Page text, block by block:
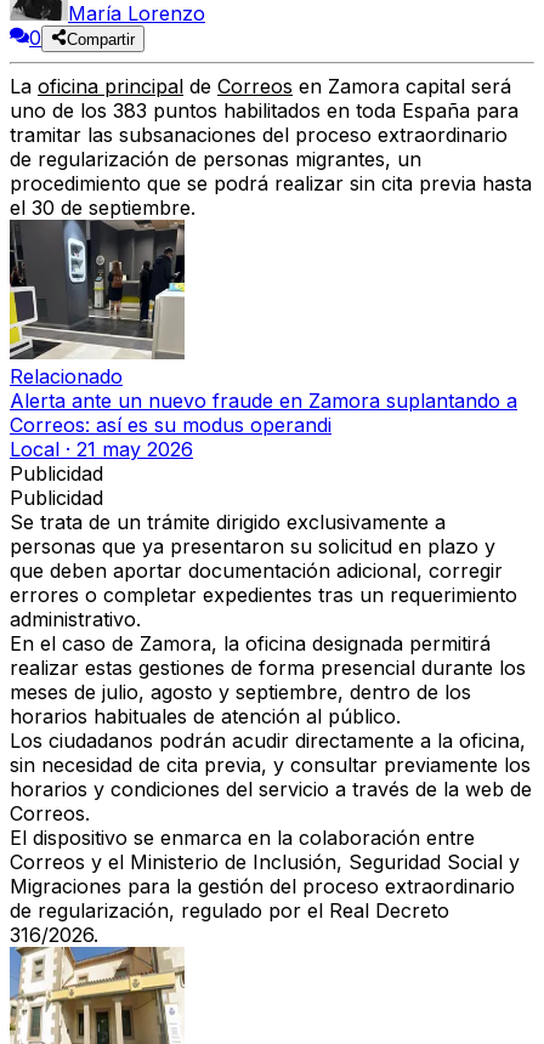
María Lorenzo
0
Compartir
La oficina principal de Correos en Zamora capital será
uno de los 383 puntos habilitados en toda España para
tramitar las subsanaciones del proceso extraordinario
de regularización de personas migrantes, un
procedimiento que se podrá realizar sin cita previa hasta
el 30 de septiembre.
Relacionado
Alerta ante un nuevo fraude en Zamora suplantando a
Correos: así es su modus operandi
Local · 21 may 2026
Publicidad
Publicidad
Se trata de un trámite dirigido exclusivamente a
personas que ya presentaron su solicitud en plazo y
que deben aportar documentación adicional, corregir
errores o completar expedientes tras un requerimiento
administrativo.
En el caso de Zamora, la oficina designada permitirá
realizar estas gestiones de forma presencial durante los
meses de julio, agosto y septiembre, dentro de los
horarios habituales de atención al público.
Los ciudadanos podrán acudir directamente a la oficina,
sin necesidad de cita previa, y consultar previamente los
horarios y condiciones del servicio a través de la web de
Correos.
El dispositivo se enmarca en la colaboración entre
Correos y el Ministerio de Inclusión, Seguridad Social y
Migraciones para la gestión del proceso extraordinario
de regularización, regulado por el Real Decreto
316/2026.